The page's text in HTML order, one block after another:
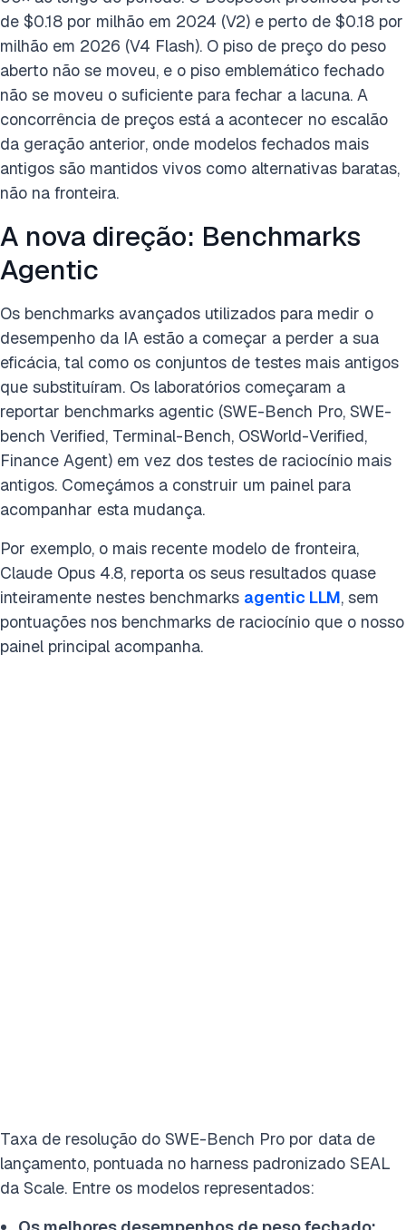
de $0.18 por milhão em 2024 (V2) e perto de $0.18 por
milhão em 2026 (V4 Flash). O piso de preço do peso
aberto não se moveu, e o piso emblemático fechado
não se moveu o suficiente para fechar a lacuna. A
concorrência de preços está a acontecer no escalão
da geração anterior, onde modelos fechados mais
antigos são mantidos vivos como alternativas baratas,
não na fronteira.
A nova direção: Benchmarks
Agentic
Os benchmarks avançados utilizados para medir o
desempenho da IA estão a começar a perder a sua
eficácia, tal como os conjuntos de testes mais antigos
que substituíram. Os laboratórios começaram a
reportar benchmarks agentic (SWE-Bench Pro, SWE-
bench Verified, Terminal-Bench, OSWorld-Verified,
Finance Agent) em vez dos testes de raciocínio mais
antigos. Começámos a construir um painel para
acompanhar esta mudança.
Por exemplo, o mais recente modelo de fronteira,
Claude Opus 4.8, reporta os seus resultados quase
inteiramente nestes benchmarks agentic LLM, sem
pontuações nos benchmarks de raciocínio que o nosso
painel principal acompanha.
Taxa de resolução do SWE-Bench Pro por data de
lançamento, pontuada no harness padronizado SEAL
da Scale. Entre os modelos representados: